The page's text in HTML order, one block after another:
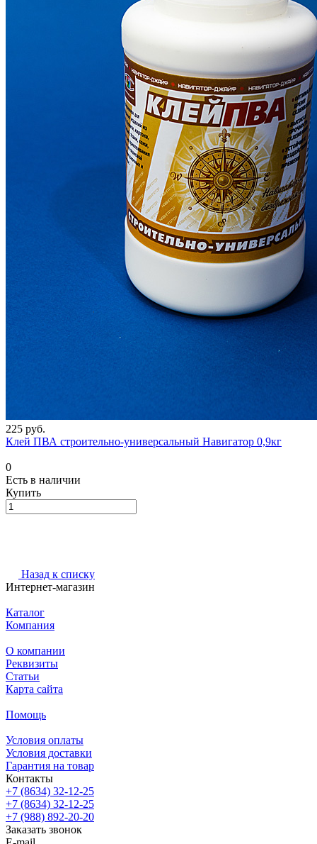
225 руб.
Клей ПВА строительно-универсальный Навигатор 0,9кг
0
Есть в наличии
Купить
Назад к списку
Интернет-магазин
Каталог
Компания
О компании
Реквизиты
Статьи
Карта сайта
Помощь
Условия оплаты
Условия доставки
Гарантия на товар
Контакты
+7 (8634) 32-12-25
+7 (8634) 32-12-25
+7 (988) 892-20-20
Заказать звонок